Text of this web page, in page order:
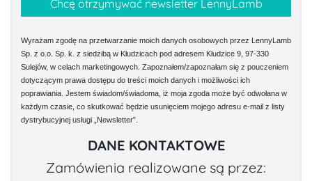
Wyrażam zgodę na przetwarzanie moich danych osobowych przez LennyLamb
Sp. z o.o. Sp. k. z siedzibą w Kłudzicach pod adresem Kłudzice 9, 97-330
Sulejów, w celach marketingowych. Zapoznałem/zapoznałam się z pouczeniem
dotyczącym prawa dostępu do treści moich danych i możliwości ich
poprawiania. Jestem świadom/świadoma, iż moja zgoda może być odwołana w
każdym czasie, co skutkować będzie usunięciem mojego adresu e-mail z listy
dystrybucyjnej usługi „Newsletter”.
DANE KONTAKTOWE
Zamówienia realizowane są przez: